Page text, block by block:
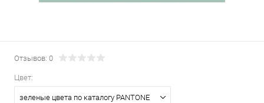
Отзывов: 0
Цвет:
зеленые цвета по каталогу PANTONE